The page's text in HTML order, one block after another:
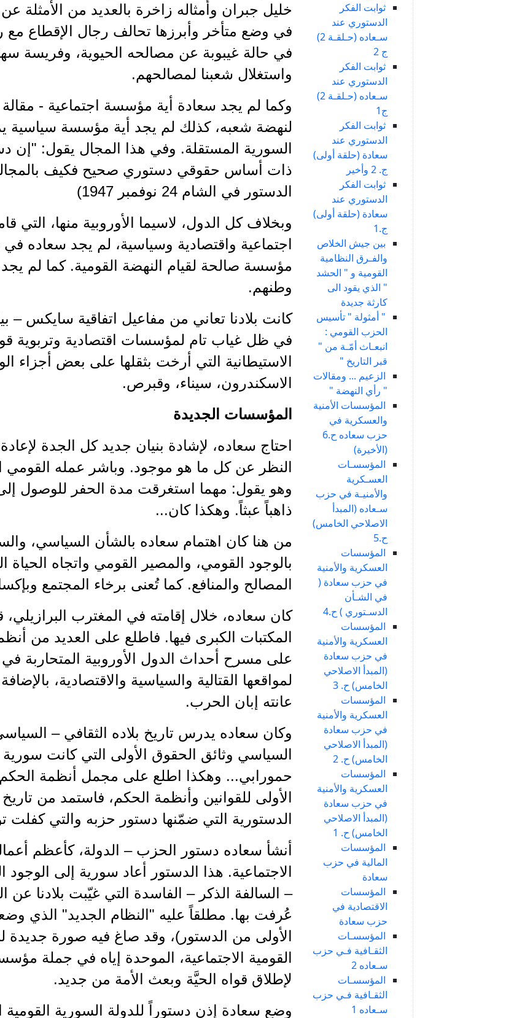
ثوابت الفكر
الدستوري عند
سـعاده (حـلقـة 2)
ج 2
ثوابت الفكر
الدستوري عند
سـعاده (حـلقـة 2)
ج1
ثوابت الفكر
الدستوري عند
سعادة (حلقة أولى)
ج. 2 وأخير
ثوابت الفكر
الدستوري عند
سعادة (حلقة أولى)
ج.1
بين جيش الخلاص
والفـرق النظامية
القومية و " الحشد
" الذي يقود الى
كارثة جديدة
" أمثولة " تأسيس
الحزب القومي :
انبعـاث أمّـة من "
قبر التاريخ "
الزعيم ... ومقالات
" رأي النهضة "
المؤسسات الأمنية
والعسكرية في
حزب سعاده ح.6
(الأخيرة)
المؤسسـات
العسـكرية
والأمنيـة في حزب
سـعاده (المبدأ
الاصلاحي الخامس)
ح.5
المؤسسات
العسكرية والأمنية
في حزب سعادة (
في الشـأن
الدسـتوري ) ح.4
المؤسسات
العسكرية والأمنية
في حزب سعادة
(المبدأ الاصلاحي
الخامس) ح. 3
المؤسسات
العسكرية والأمنية
في حزب سعادة
(المبدأ الاصلاحي
الخامس) ح. 2
المؤسسات
العسكرية والأمنية
في حزب سعادة
(المبدأ الاصلاحي
الخامس) ح. 1
المؤسسات
المالية في حزب
سعادة
المؤسسات
الاقتصادية في
حزب سعادة
المؤسسـات
الثقـافية فـي حزب
سـعاده 2
المؤسسـات
الثقـافية فـي حزب
سـعاده 1
خليل جبران وأمثاله زاخرة بالعديد من الأمثلة
في وضع متأخر وأبرزها تحالف رجال الإقطاع مع
في حالة غيبوبة عن مصالحه الحيوية، وفريسة
واستغلال شعبنا لمصالحهم.
وكما لم يجد سعادة أية مؤسسة اجتماعية - مقالة
لنهضة شعبه، كذلك لم يجد أية مؤسسة سياسية
السورية المستقلة. وفي هذا المجال يقول: "إن
ذات أساس حقوقي دستوري صحيح فكيف بالمجالس
الدستور في الشام 24 نوفمبر 1947)
وبخلاف كل الدول، لاسيما الأوروبية منها،
اجتماعية واقتصادية وسياسية، لم يجد سعاده في
مؤسسة صالحة لقيام النهضة القومية. كما لم
وطنهم.
كانت بلادنا تعاني من مفاعيل اتفاقية سايكس –
في ظل غياب تام لمؤسسات اقتصادية وتربوية
الاستيطانية التي أرخت بثقلها على بعض أجزاء
الاسكندرون، سيناء، وقبرص.
المؤسسات الجديدة
احتاج سعاده، لإشادة بنيان جديد كل الجدة
النظر عن كل ما هو موجود. وباشر عمله القومي
وهو يقول: مهما استغرقت مدة الحفر للوصول
ذاهباً عبثاً. وهكذا كان...
من هنا كان اهتمام سعاده بالشأن السياسي،
بالوجود القومي، والمصير القومي واتجاه
المصالح والمنافع. كما تُعنى برخاء المجتمع
كان سعاده، خلال إقامته في المغترب
المكتبات الكبرى فيها. فاطلع على العديد من
على مسرح أحداث الدول الأوروبية المتحاربة في
لمواقعها القتالية والسياسية والاقتصادية،
عانته إبان الحرب.
وكان سعاده يدرس تاريخ بلاده الثقافي –
السياسي وثائق الحقوق الأولى التي كانت
حمورابي... وهكذا اطلع على مجمل أنظمة الحكم
الأولى للقوانين وأنظمة الحكم، فاستمد من
الدستورية التي ضمّنها دستور حزبه والتي كفلت
أنشأ سعاده دستور الحزب – الدولة، كأعظم
الاجتماعية. هذا الدستور أعاد سورية إلى
– السالفة الذكر – الفاسدة التي غيّبت بلادنا عن
عُرفت بها. مطلقاً عليه "النظام الجديد" الذي
الأولى من الدستور)، وقد صاغ فيه صورة جديدة
القومية الاجتماعية، الموحدة إياه في جملة
لإطلاق قواه الحيَّة وبعث الأمة من جديد.
وضع سعادة إذن دستوراً للدولة السورية القومية